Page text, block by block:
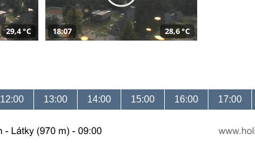
29,4 °C 18:07 28,6 °C
12:00 13:00 14:00 15:00 16:00 17:00